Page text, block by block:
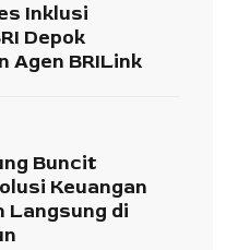
Inklusi
Depok
Agen BRILink
Buncit
Keuangan
Langsung di